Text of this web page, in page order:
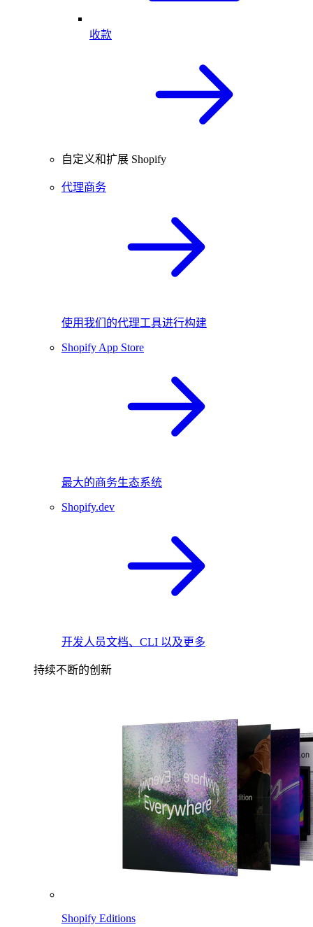
收款
自定义和扩展 Shopify
代理商务
使用我们的代理工具进行构建
Shopify App Store
最大的商务生态系统
Shopify.dev
开发人员文档、CLI 以及更多
持续不断的创新
Shopify Editions